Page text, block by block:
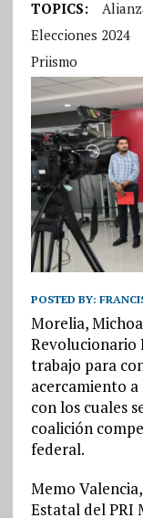
TOPICS:
Elecciones 2024
Priismo
POSTED BY:
Morelia,
Revolucionario
trabajo para
acercamiento
con los cuales
coalición
federal.
Memo
Estatal del PRI